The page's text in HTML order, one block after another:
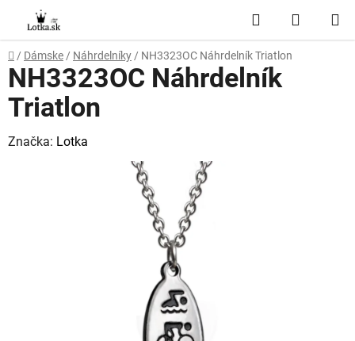
obsah
Hľadať
KOŠÍK
Domov
/ Dámske / Náhrdelníky / NH3323OC Náhrdelník Triatlon
NH3323OC Náhrdelník
Triatlon
Značka: Lotka